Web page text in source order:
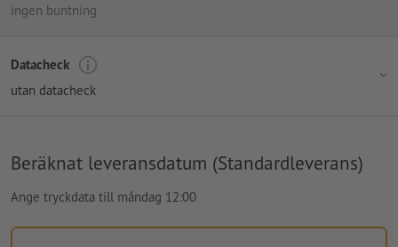
ingen buntning
Datacheck
utan datacheck
Beräknat leveransdatum (Standardleverans)
Ange tryckdata till måndag 12:00